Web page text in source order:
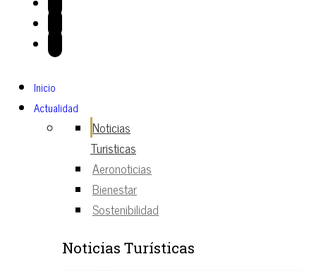
Inicio
Actualidad
Noticias
Turisticas
Aeronoticias
Bienestar
Sostenibilidad
Noticias Turísticas